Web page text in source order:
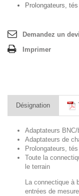
Prolongateurs, tés
Demandez un
Imprimer
Désignation
Adaptateurs BNC/
Adaptateurs de
Prolongateurs,
Toute la
le terrain
La connectique à
entrées de